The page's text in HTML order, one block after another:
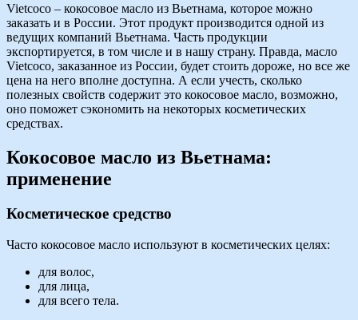
Vietcoco – кокосовое масло из Вьетнама, которое можно
заказать и в России. Этот продукт производится одной из
ведущих компаний Вьетнама. Часть продукции
экспортируется, в том числе и в нашу страну. Правда, масло
Vietcoco, заказанное из России, будет стоить дороже, но все же
цена на него вполне доступна. А если учесть, сколько
полезных свойств содержит это кокосовое масло, возможно,
оно поможет сэкономить на некоторых косметических
средствах.
Кокосовое масло из Вьетнама:
применение
Косметическое средство
Часто кокосовое масло используют в косметических целях:
для волос,
для лица,
для всего тела.